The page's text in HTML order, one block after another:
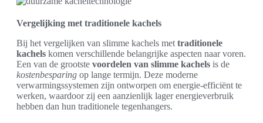
Vergelijking met traditionele kachels
Bij het vergelijken van slimme kachels met traditionele
kachels komen verschillende belangrijke aspecten naar voren.
Een van de grootste voordelen van slimme kachels is de
kostenbesparing op lange termijn. Deze moderne
verwarmingssystemen zijn ontworpen om energie-efficiënt te
werken, waardoor zij een aanzienlijk lager energieverbruik
hebben dan hun traditionele tegenhangers.